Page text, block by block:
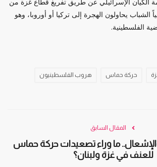
الشباب يحاولون الهجرة إلى تركيا أو أوروبا، وهو
الفلسطينية.
حركة حماس هروب الفلسطينيون
المقال السابق
ما وراء تصعيدات حركة حماس
للعنف في غزة ولبنان؟